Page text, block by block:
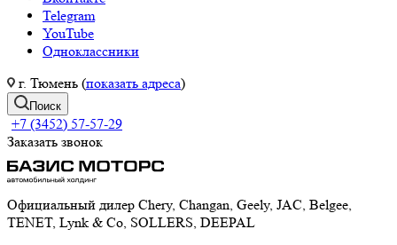
Telegram
YouTube
Одноклассники
г. Тюмень (показать адреса)
Поиск
+7 (3452) 57-57-29
Заказать звонок
Официальный дилер Chery, Changan, Geely, JAC, Belgee,
TENET, Lynk & Co, SOLLERS, DEEPAL